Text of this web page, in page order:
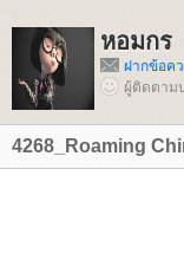
หอมกร
ฝากข้อค
ผู้ติดตาม
4268_Roaming